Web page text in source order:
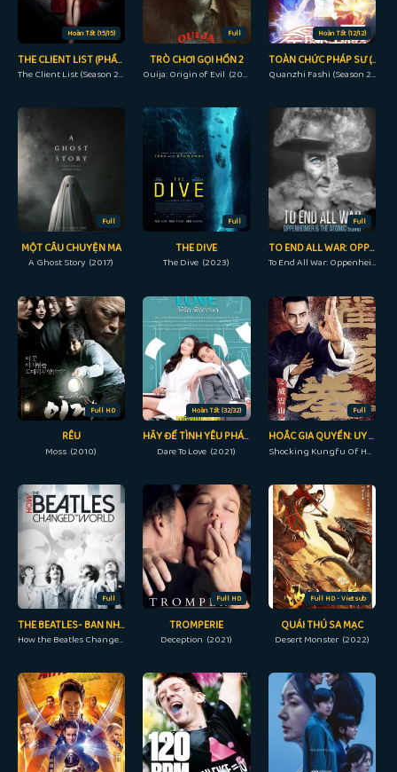
Hoàn Tất (15/15)
THE CLIENT LIST (PHẦN 2)
The Client List (Season 2) (2013)
Full
TRÒ CHƠI GỌI HỒN 2
Ouija: Origin of Evil (2016)
Hoàn Tất (12/12)
TOÀN CHỨC PHÁP SƯ (PHẦN 2)
Quanzhi Fashi (Season 2) (2017)
Full
MỘT CÂU CHUYỆN MA
A Ghost Story (2017)
Full
THE DIVE
The Dive (2023)
Full
TO END ALL WAR: OPPENHEIMER & THE ATOMIC BOMB
To End All War: Oppenheimer & the Atomic Bomb (2023)
Full HD
RÊU
Moss (2010)
Hoàn Tất (32/32)
HÃY ĐỂ TÌNH YÊU PHÁN XÉT
Dare To Love (2021)
Full
HOẮC GIA QUYỀN: UY CHẤN SƠN HÀ
Shocking Kungfu Of HUO's (2018)
Full
THE BEATLES- BAN NHẠC THAY ĐỔI THẾ GIỚI
How the Beatles Changed the World (2017)
Full HD
TROMPERIE
Deception (2021)
Full HD - Vietsub
QUÁI THÚ SA MẠC
Desert Monster (2022)